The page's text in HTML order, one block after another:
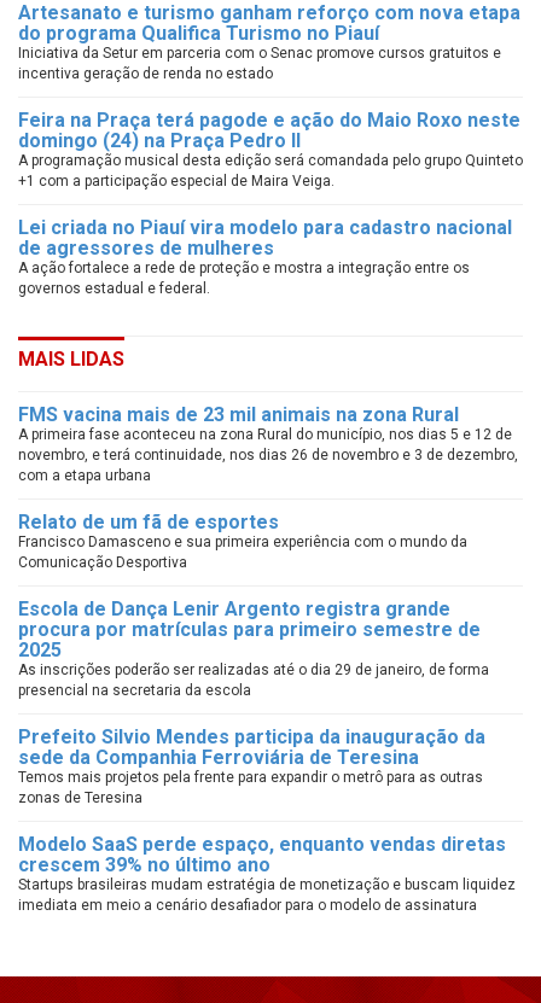
Artesanato e turismo ganham reforço com nova etapa
do programa Qualifica Turismo no Piauí
Iniciativa da Setur em parceria com o Senac promove cursos gratuitos e
incentiva geração de renda no estado
Feira na Praça terá pagode e ação do Maio Roxo neste
domingo (24) na Praça Pedro II
A programação musical desta edição será comandada pelo grupo Quinteto
+1 com a participação especial de Maira Veiga.
Lei criada no Piauí vira modelo para cadastro nacional
de agressores de mulheres
A ação fortalece a rede de proteção e mostra a integração entre os
governos estadual e federal.
MAIS LIDAS
FMS vacina mais de 23 mil animais na zona Rural
A primeira fase aconteceu na zona Rural do município, nos dias 5 e 12 de
novembro, e terá continuidade, nos dias 26 de novembro e 3 de dezembro,
com a etapa urbana
Relato de um fã de esportes
Francisco Damasceno e sua primeira experiência com o mundo da
Comunicação Desportiva
Escola de Dança Lenir Argento registra grande
procura por matrículas para primeiro semestre de
2025
As inscrições poderão ser realizadas até o dia 29 de janeiro, de forma
presencial na secretaria da escola
Prefeito Silvio Mendes participa da inauguração da
sede da Companhia Ferroviária de Teresina
Temos mais projetos pela frente para expandir o metrô para as outras
zonas de Teresina
Modelo SaaS perde espaço, enquanto vendas diretas
crescem 39% no último ano
Startups brasileiras mudam estratégia de monetização e buscam liquidez
imediata em meio a cenário desafiador para o modelo de assinatura